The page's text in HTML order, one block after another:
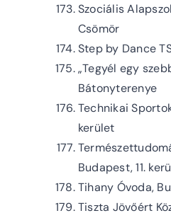
Szociális
Csömör
Step by Dance
„Tegyél egy
Bátonyterenye
Technikai
kerület
Budapest, 11.
Tihany Óvoda,
Tiszta Jövőért